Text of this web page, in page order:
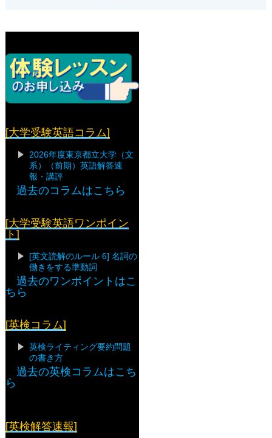
[大学受験英語コラム]
2026年度東京都立大学（文
系）（前期）英語解答速
報・講評
過去のコラムはこちら
[大学受験英語ワンポイン
ト]
[英文読解のルール 6] 名詞の
働きをする準動詞
過去のワンポイントはこ
ちら
[英検コラム]
英検ライティング要約問題
の書き方
過去の英検コラムはこち
ら
[英検解答速報]